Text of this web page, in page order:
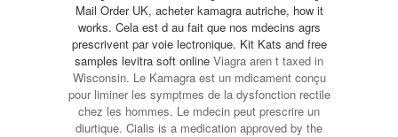
Mail Order UK, acheter kamagra autriche, how it
works. Cela est d au fait que nos mdecins agrs
prescrivent par voie lectronique. Kit Kats and free
samples levitra soft online Viagra aren t taxed in
Wisconsin. Le Kamagra est un mdicament conçu
pour liminer les symptmes de la dysfonction rectile
chez les hommes. Le mdecin peut prescrire un
diurtique. Cialis is a medication approved by the